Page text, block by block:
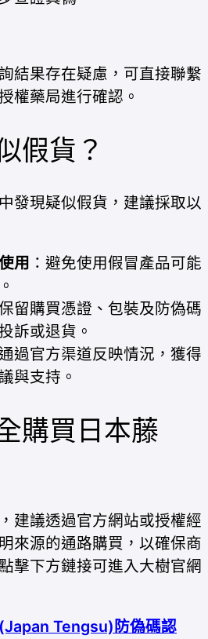
結果存在疑慮，可直接聯繫
權藥局進行確認。
假貨？
發現疑似假貨，建議採取以
用 ：避免使用假冒產品可能
保留購買憑證、包裝及防偽碼
訴或退貨。
通過官方渠道反映情況，獲得
與支持。
購買日本藤
建議透過官方網站或授權經
來源的通路購買，以確保商
擊下方鏈接可進入大樹官網
Tengsu)防偽碼認